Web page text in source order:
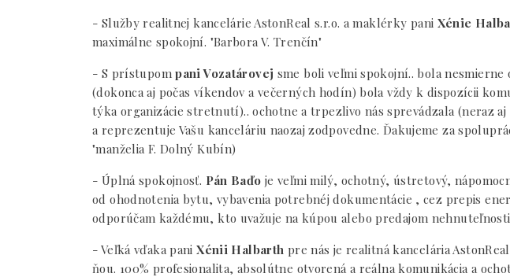
- Služby realitnej kancelárie AstonReal s.r.o. a maklérky pani Xénie
maximálne spokojní. "Barbora V. Trenčín"
- S prístupompani Vozatárovej sme boli veľmi spokojní.. bola
(dokonca aj počas víkendov a večerných hodín) bola vždy k dispozícii
týka organizácie stretnutí).. ochotne a trpezlivo nás sprevádzala (neraz
a reprezentuje Vašu kanceláriu naozaj zodpovedne. Ďakujeme za
"manželia F. Dolný Kubín)
- Úplná spokojnosť. Pán Baďo je veľmi milý, ochotný, ústretový,
od ohodnotenia bytu, vybavenia potrebnéj dokumentácie , cez prepis
odporúčam každému, kto uvažuje na kúpou alebo predajom
- Veľká vďaka paniXénii Halbarth pre nás je realitná kancelária
ňou. 100% profesionalita, absolútne otvorená a reálna komunikácia a